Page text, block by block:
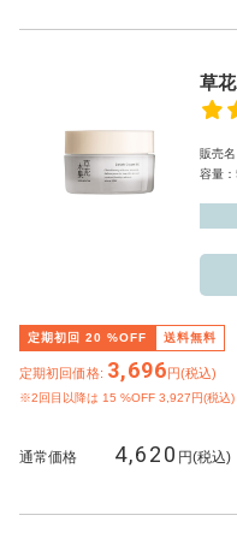
草
販売
容量
定期初回 20 %OFF 送料無料
定期初回価格: 3,696円(税込)
※2回目以降は 15 %OFF 3,927円(税込)
通常価格 4,620 円(税込)